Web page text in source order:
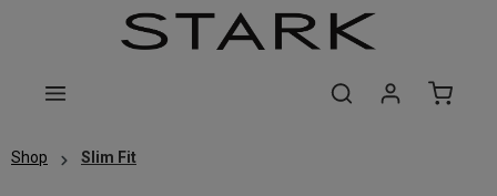
Zum Hauptinhalt springen
Shop Slim Fit